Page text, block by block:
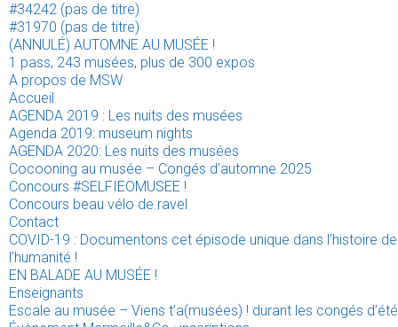
#34242 (pas de titre)
#31970 (pas de titre)
(ANNULÉ) AUTOMNE AU MUSÉE !
1 pass, 243 musées, plus de 300 expos
A propos de MSW
Accueil
AGENDA 2019 : Les nuits des musées
Agenda 2019: museum nights
AGENDA 2020: Les nuits des musées
Cocooning au musée – Congés d’automne 2025
Concours #SELFIEOMUSEE !
Concours beau vélo de ravel
Contact
COVID-19 : Documentons cet épisode unique dans l’histoire de
l’humanité !
EN BALADE AU MUSÉE !
Enseignants
Escale au musée – Viens t’a(musées) ! durant les congés d’été